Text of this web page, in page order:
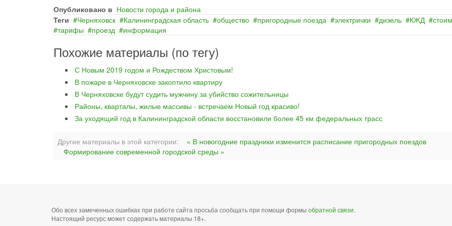
Опубликовано в Новости города и района
Теги
Черняховск Калининградская область общество пригородные поезда электрички дизель КЖД
тарифы
проезд информация
Похожие материалы (по тегу)
С Новым 2019 годом и Рождеством Христовым!
В пожаре в Черняховске закоптило квартиру
В Черняховске будут судить мужчину за убийство сожительницы
Районы, кварталы, жилые массивы - встречаем Новый год красиво!
За уходящий год в Калининградской области восстановили более 45 км федеральных трасс
Другие материалы в этой категории:
« В новогодние праздники изменится расписание пригородных поездов
Формирование современной городской среды »
Обо всех замеченных ошибках при работе сайта просьба сообщать при помощи формы обратной связи.
Настоящий ресурс может содержать материалы 18+.